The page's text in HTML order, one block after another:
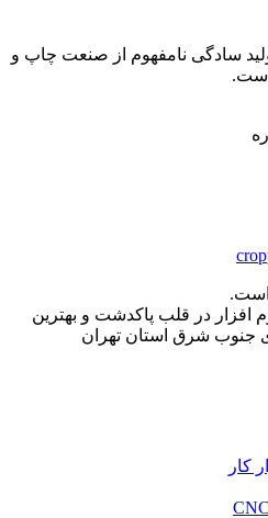
سادگی نامفهوم از صنعت چاپ و
است.
است.
در قلب پاکدشت و بهترین
جنوب شرق استان تهران
کار